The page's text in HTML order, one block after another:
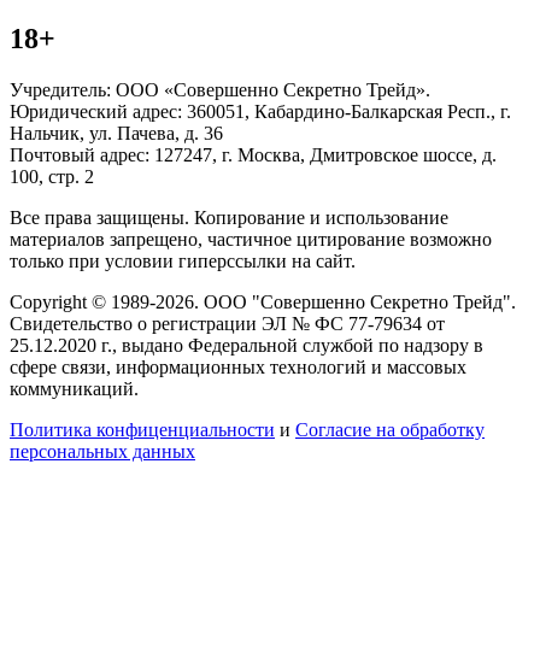
18+
Учредитель: ООО «Совершенно Секретно Трейд».
Юридический адрес: 360051, Кабардино-Балкарская Респ., г.
Нальчик, ул. Пачева, д. 36
Почтовый адрес: 127247, г. Москва, Дмитровское шоссе, д.
100, стр. 2
Все права защищены. Копирование и использование
материалов запрещено, частичное цитирование возможно
только при условии гиперссылки на сайт.
Copyright © 1989-2026. ООО "Совершенно Секретно Трейд".
Свидетельство о регистрации ЭЛ № ФС 77-79634 от
25.12.2020 г., выдано Федеральной службой по надзору в
сфере связи, информационных технологий и массовых
коммуникаций.
Политика конфиценциальности и Согласие на обработку
персональных данных